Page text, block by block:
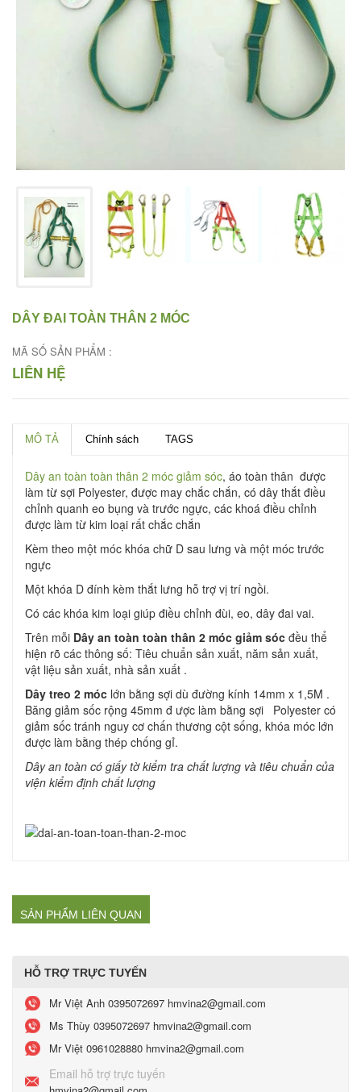
DÂY ĐAI TOÀN THÂN 2 MÓC
MÃ SỐ SẢN PHẨM :
LIÊN HỆ
MÔ TẢ Chính sách TAGS
Dây an toàn toàn thân 2 móc giảm sóc, áo toàn thân được
làm từ sợi Polyester, được may chắc chắn, có dây thắt điều
chỉnh quanh eo bụng và trước ngực, các khoá điều chỉnh
được làm từ kim loại rất chắc chắn
Kèm theo một móc khóa chữ D sau lưng và một móc trước
ngực
Một khóa D đính kèm thắt lưng hỗ trợ vị trí ngồi.
Có các khóa kim loại giúp điều chỉnh đùi, eo, dây đai vai.
Trên mỗi Dây an toàn toàn thân 2 móc giảm sóc đều thể
hiện rõ các thông số: Tiêu chuẩn sản xuất, năm sản xuất,
vật liệu sản xuất, nhà sản xuất .
Dây treo 2 móc lớn bằng sợi dù đường kính 14mm x 1,5M .
Băng giảm sốc rộng 45mm đ ược làm bằng sợi Polyester có
giảm sốc tránh nguy cơ chấn thương cột sống, khóa móc lớn
được làm bằng thép chống gỉ.
Dây an toàn có giấy tờ kiểm tra chất lượng và tiêu chuẩn của
viện kiểm định chất lượng
SẢN PHẨM LIÊN QUAN
HỖ TRỢ TRỰC TUYẾN
Mr Việt Anh 0395072697 hmvina2@gmail.com
Ms Thùy 0395072697 hmvina2@gmail.com
Mr Việt 0961028880 hmvina2@gmail.com
Email hỗ trợ trực tuyến